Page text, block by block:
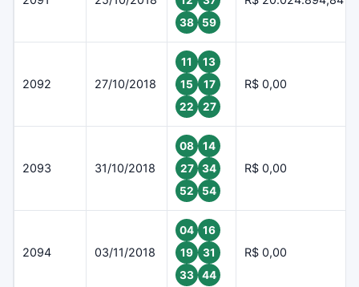
38
59
2092 27/10/2018
11
13
15
17
22
27
R$ 0,00
2093 31/10/2018
08
14
27
34
52
54
R$ 0,00
2094 03/11/2018
04
16
19
31
33
44
R$ 0,00